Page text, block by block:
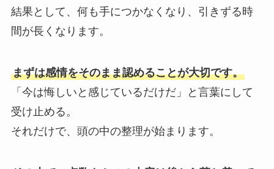
結果として、何も手につかなくなり、引きずる時
間が長くなります。
まずは感情をそのまま認めることが大切です。
「今は悔しいと感じているだけだ」と言葉にして
受け止める。
それだけで、頭の中の整理が始まります。